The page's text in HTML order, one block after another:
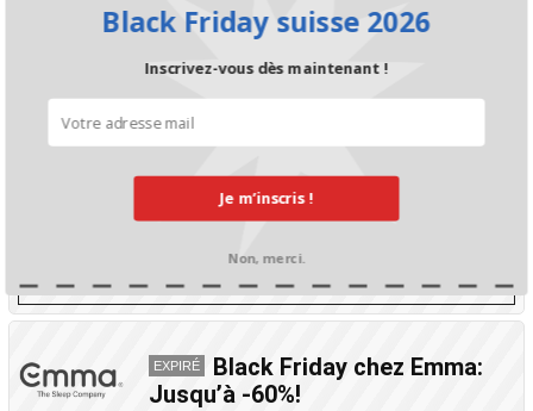
Couverture Luxe 4 Saisons
CHF 143.20 CHF 179.-¹
CONTINUER À LIRE
EXPIRÉ
Black Friday chez Emma:
Jusqu’à -60%!
Je m’inscris !
Black Friday suisse 2026
Inscrivez-vous dès maintenant !
Non, merci.